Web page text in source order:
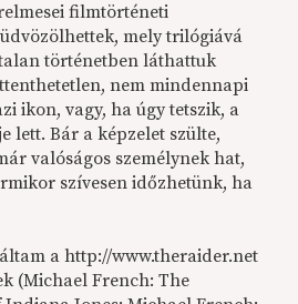
filmtörténeti
mely trilógiává
történetben láthattuk
nem mindennapi
ikon, vagy, ha úgy tetszik, a
lett. Bár a képzelet szülte,
valóságos személynek hat,
szívesen időzhetünk, ha
a http://www.theraider.net
(Michael French: The